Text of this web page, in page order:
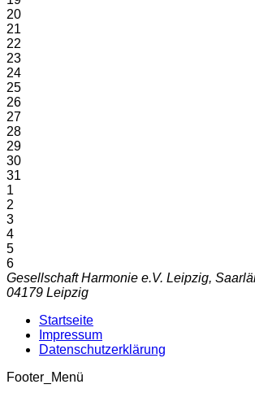
20
21
22
23
24
25
26
27
28
29
30
31
1
2
3
4
5
6
Gesellschaft Harmonie e.V. Leipzig,
04179 Leipzig
Startseite
Impressum
Datenschutzerklärung
Footer_Menü